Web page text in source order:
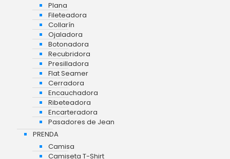
Plana
Fileteadora
Collarín
Ojaladora
Botonadora
Recubridora
Presilladora
Flat Seamer
Cerradora
Encauchadora
Ribeteadora
Encarteradora
Pasadores de Jean
PRENDA
Camisa
Camiseta T-Shirt